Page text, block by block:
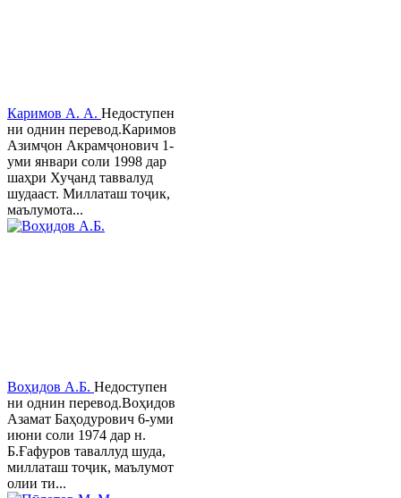
Каримов А. А. Недоступен
ни однин перевод.Каримов
Азимҷон Акрамҷонович 1-
уми январи соли 1998 дар
шаҳри Хуҷанд таввалуд
шудааст. Миллаташ тоҷик,
маълумота...
Воҳидов А.Б. Недоступен
ни однин перевод.Воҳидов
Азамат Баҳодурович 6-уми
июни соли 1974 дар н.
Б.Ғафуров таваллуд шуда,
миллаташ тоҷик, маълумот
олии ти...